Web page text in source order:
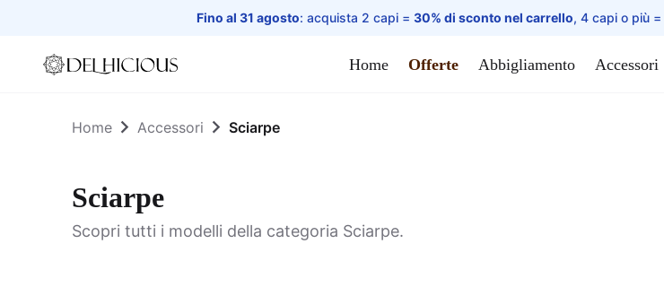
Fino al 31 agosto: acquista 2 capi = 30% di sconto nel carrello, 4 capi o più =
Home
Home Offerte Abbigliamento Accessori
Home Accessori Sciarpe
Sciarpe
Scopri tutti i modelli della categoria Sciarpe.